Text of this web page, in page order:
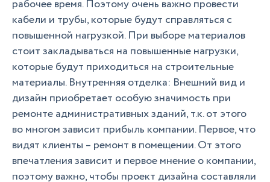
рабочее время. Поэтому очень важно провести
кабели и трубы, которые будут справляться с
повышенной нагрузкой. При выборе материалов
стоит закладываться на повышенные нагрузки,
которые будут приходиться на строительные
материалы. Внутренняя отделка: Внешний вид и
дизайн приобретает особую значимость при
ремонте административных зданий, т.к. от этого
во многом зависит прибыль компании. Первое, что
видят клиенты – ремонт в помещении. От этого
впечатления зависит и первое мнение о компании,
поэтому важно, чтобы проект дизайна составляли